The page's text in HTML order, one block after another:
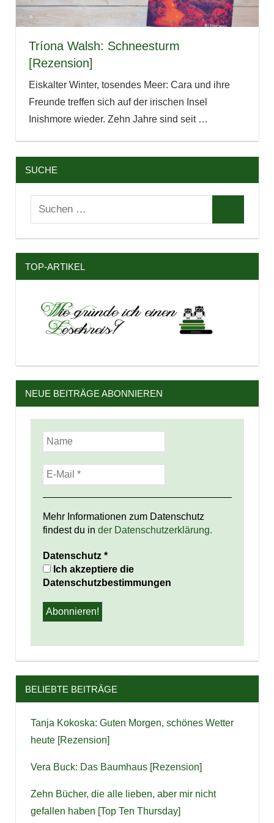
Tríona Walsh: Schneesturm
[Rezension]
Eiskalter Winter, tosendes Meer: Cara und ihre
Freunde treffen sich auf der irischen Insel
Inishmore wieder. Zehn Jahre sind seit …
SUCHE
Suchen
TOP-ARTIKEL
NEUE BEITRÄGE ABONNIEREN
Mehr Informationen zum Datenschutz
findest du in der Datenschutzerklärung.
Datenschutz *
Ich akzeptiere die
Datenschutzbestimmungen
BELIEBTE BEITRÄGE
Tanja Kokoska: Guten Morgen, schönes Wetter
heute [Rezension]
Vera Buck: Das Baumhaus [Rezension]
Zehn Bücher, die alle lieben, aber mir nicht
gefallen haben [Top Ten Thursday]